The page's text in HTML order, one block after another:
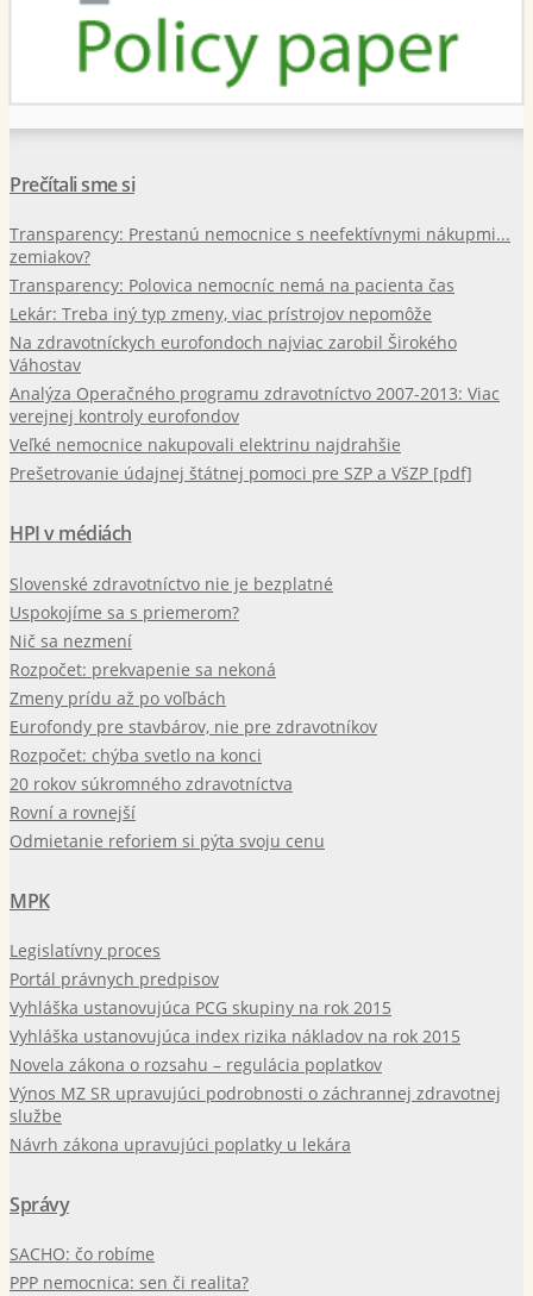
Prečítali sme si
Transparency: Prestanú nemocnice s neefektívnymi nákupmi...
zemiakov?
Transparency: Polovica nemocníc nemá na pacienta čas
Lekár: Treba iný typ zmeny, viac prístrojov nepomôže
Na zdravotníckych eurofondoch najviac zarobil Širokého
Váhostav
Analýza Operačného programu zdravotníctvo 2007-2013: Viac
verejnej kontroly eurofondov
Veľké nemocnice nakupovali elektrinu najdrahšie
Prešetrovanie údajnej štátnej pomoci pre SZP a VšZP [pdf]
HPI v médiách
Slovenské zdravotníctvo nie je bezplatné
Uspokojíme sa s priemerom?
Nič sa nezmení
Rozpočet: prekvapenie sa nekoná
Zmeny prídu až po voľbách
Eurofondy pre stavbárov, nie pre zdravotníkov
Rozpočet: chýba svetlo na konci
20 rokov súkromného zdravotníctva
Rovní a rovnejší
Odmietanie reforiem si pýta svoju cenu
MPK
Legislatívny proces
Portál právnych predpisov
Vyhláška ustanovujúca PCG skupiny na rok 2015
Vyhláška ustanovujúca index rizika nákladov na rok 2015
Novela zákona o rozsahu – regulácia poplatkov
Výnos MZ SR upravujúci podrobnosti o záchrannej zdravotnej
službe
Návrh zákona upravujúci poplatky u lekára
Správy
SACHO: čo robíme
PPP nemocnica: sen či realita?